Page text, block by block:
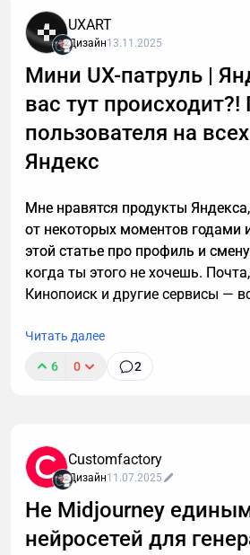
UXART
Дизайн13.11.2025
Мини UX-патруль |
вас тут
пользователя на
Яндекс
Мне нравятся продукты
от некоторых моментов годами
этой статье про профиль и
когда ты этого не хочешь.
Кинопоиск и другие сервисы —
Читать далее
6 0 2
Customfactory
Дизайн11.07.2025
Не Midjourney
нейросетей для